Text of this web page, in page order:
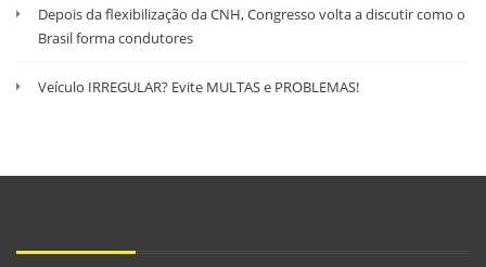
Depois da flexibilização da CNH, Congresso volta a discutir como o
Brasil forma condutores
Veículo IRREGULAR? Evite MULTAS e PROBLEMAS!